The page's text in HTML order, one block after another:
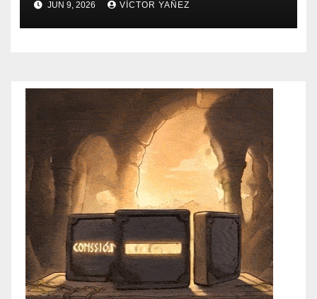
exposición
JUN 9, 2026 VÍCTOR YAÑEZ